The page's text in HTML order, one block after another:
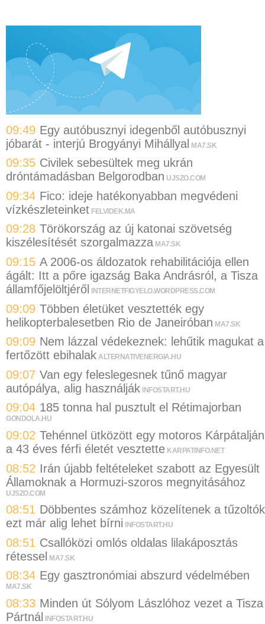
09:49 Egy autóbusznyi idegenből autóbusznyi
jóbarát - interjú Brogyányi Mihállyal MA7.SK
09:35 Civilek sebesültek meg ukrán
dróntámadásban Belgorodban UJSZO.COM
09:34 Fico: ideje hatékonyabban megvédeni
vízkészleteinket FELVIDEK.MA
09:28 Törökország az új katonai szövetség
kiszélesítését szorgalmazza MA7.SK
09:15 A 2006-os áldozatok rehabilitációja ellen
ágált: Itt a pőre igazság Baka Andrásról, a Tisza
államfőjelöltjéről
INTERNETFIGYELO.WORDPRESS.COM
09:09 Többen életüket vesztették egy
helikopterbalesetben Rio de Janeiróban MA7.SK
09:09 Nem lázzal védekeznek: lehűtik magukat a
fertőzött ebihalak ALTERNATIVENERGIA.HU
09:07 Van egy feleslegesnek tűnő magyar
autópálya, alig használják INFOSTART.HU
09:04 185 tonna hal pusztult el Rétimajorban
GONDOLA.HU
09:02 Tehénnel ütközött egy motoros
a 43 éves férfi életét vesztette KARPATINFO.NET
08:52 Irán újabb feltételeket szabott az Egyesült
Államoknak a Hormuzi-szoros megnyitásához
UJSZO.COM
08:51 Döbbentes számhoz közelítenek a
ezt már alig lehet bírni
INFOSTART.HU
08:51 Csallóközi omlós oldalas lilakáposztás
rétessel MA7.SK
08:34 Egy gasztronómiai abszurd védelmében
MA7.SK
08:33 Minden út Sólyom Lászlóhoz vezet a Tisza
Pártnál
INFOSTART.HU